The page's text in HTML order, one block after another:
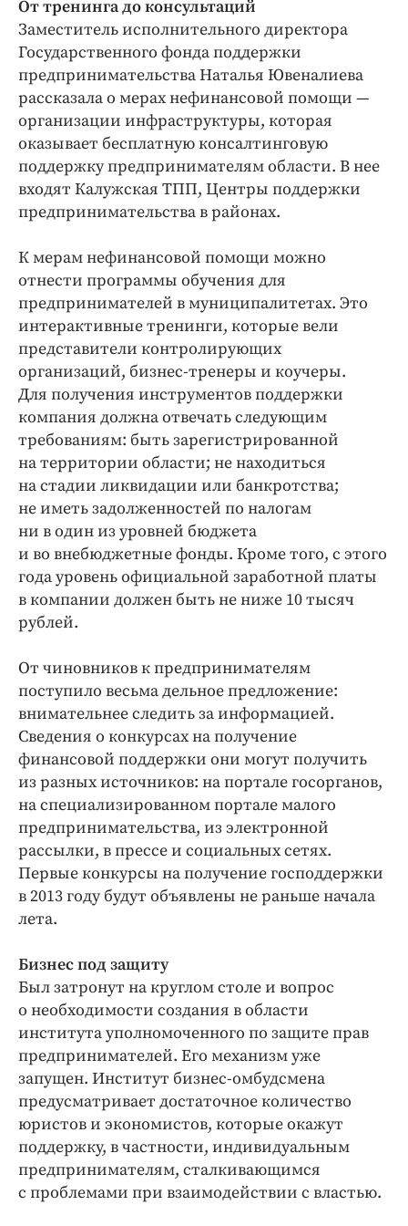
От тренинга до консультаций
Заместитель исполнительного директора
Государственного фонда поддержки
предпринимательства Наталья Ювеналиева
рассказала о мерах нефинансовой помощи —
организации инфраструктуры, которая
оказывает бесплатную консалтинговую
поддержку предпринимателям области. В нее
входят Калужская ТПП, Центры поддержки
предпринимательства в районах.
К мерам нефинансовой помощи можно
отнести программы обучения для
предпринимателей в муниципалитетах. Это
интерактивные тренинги, которые вели
представители контролирующих
организаций, бизнес-тренеры и коучеры.
Для получения инструментов поддержки
компания должна отвечать следующим
требованиям: быть зарегистрированной
на территории области; не находиться
на стадии ликвидации или банкротства;
не иметь задолженностей по налогам
ни в один из уровней бюджета
и во внебюджетные фонды. Кроме того, с этого
года уровень официальной заработной платы
в компании должен быть не ниже 10 тысяч
рублей.
От чиновников к предпринимателям
поступило весьма дельное предложение:
внимательнее следить за информацией.
Сведения о конкурсах на получение
финансовой поддержки они могут получить
из разных источников: на портале госорганов,
на специализированном портале малого
предпринимательства, из электронной
рассылки, в прессе и социальных сетях.
Первые конкурсы на получение гос­поддержки
в 2013 году будут объявлены не раньше начала
лета.
Бизнес под защиту
Был затронут на круглом столе и вопрос
о необходимости создания в области
института уполномоченного по защите прав
предпринимателей. Его механизм уже
запущен. Институт бизнес-омбудсмена
предусматривает достаточное количество
юристов и экономистов, которые окажут
поддержку, в частности, индивидуальным
предпринимателям, сталкивающимся
с проблемами при взаимодействии с властью.